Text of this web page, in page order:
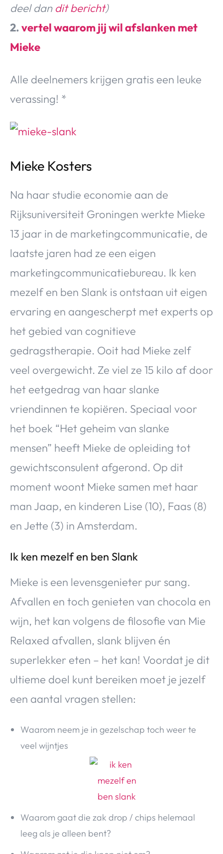
deel dan dit bericht)
2.vertel waarom jij wil afslanken met
Mieke
Alle deelnemers krijgen gratis een leuke
verassing! *
Mieke Kosters
Na haar studie economie aan de
Rijksuniversiteit Groningen werkte Mieke
13 jaar in de marketingcommunicatie, de
laatste jaren had ze een eigen
marketingcommunicatiebureau. Ik ken
mezelf en ben Slank is ontstaan uit eigen
ervaring en aangescherpt met experts op
het gebied van cognitieve
gedragstherapie. Ooit had Mieke zelf
veel overgewicht. Ze viel ze 15 kilo af door
het eetgedrag van haar slanke
vriendinnen te kopiëren. Speciaal voor
het boek “Het geheim van slanke
mensen” heeft Mieke de opleiding tot
gewichtsconsulent afgerond. Op dit
moment woont Mieke samen met haar
man Jaap, en kinderen Lise (10), Faas (8)
en Jette (3) in Amsterdam.
Ik ken mezelf en ben Slank
Mieke is een levensgenieter pur sang.
Afvallen en toch genieten van chocola en
wijn, het kan volgens de filosofie van Mie
Relaxed afvallen, slank blijven én
superlekker eten – het kan! Voordat je dit
ultieme doel kunt bereiken moet je jezelf
een aantal vragen stellen:
Waarom neem je in gezelschap toch weer te
veel wijntjes
Waarom gaat die zak drop / chips helemaal
leeg als je alleen bent?